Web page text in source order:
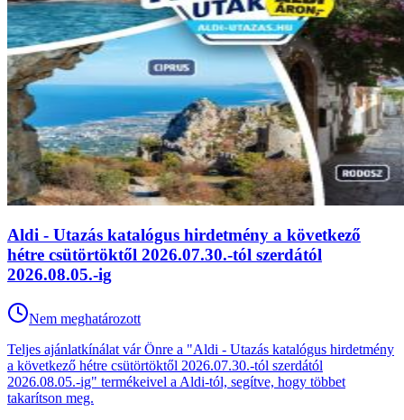
Aldi - Utazás katalógus hirdetmény a következő
hétre csütörtöktől 2026.07.30.-tól szerdától
2026.08.05.-ig
Nem meghatározott
Teljes ajánlatkínálat vár Önre a "Aldi - Utazás katalógus hirdetmény
a következő hétre csütörtöktől 2026.07.30.-tól szerdától
2026.08.05.-ig" termékeivel a Aldi-tól, segítve, hogy többet
takarítson meg.